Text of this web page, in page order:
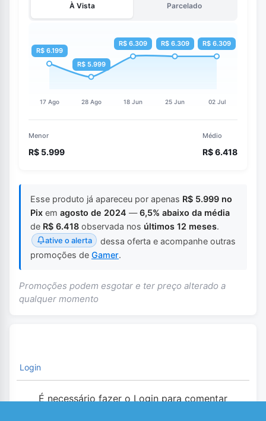
À Vista Parcelado
Menor
R$ 5.999
Médio
R$ 6.418
Esse produto já apareceu por apenas R$ 5.999 no
Pix em agosto de 2024 —6,5% abaixo da média
de R$ 6.418 observada nos últimos 12 meses.
ative o alerta
dessa oferta e acompanhe outras
promoções de Gamer.
Promoções podem esgotar e ter preço alterado a
qualquer momento
Login
É necessário fazer o Login para comentar